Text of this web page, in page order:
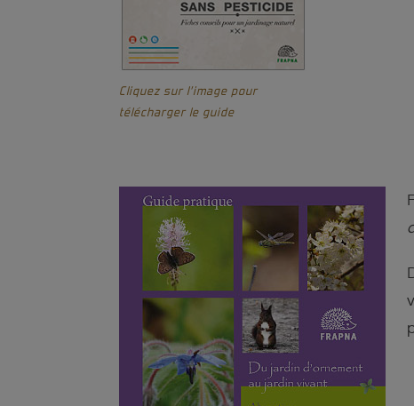
Cliquez sur l’image pour
télécharger le guide